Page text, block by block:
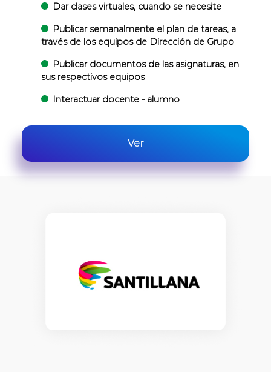
Dar clases virtuales, cuando se necesite
Publicar semanalmente el plan de tareas, a
través de los equipos de Dirección de Grupo
Publicar documentos de las asignaturas, en
sus respectivos equipos
Interactuar docente - alumno
Ver